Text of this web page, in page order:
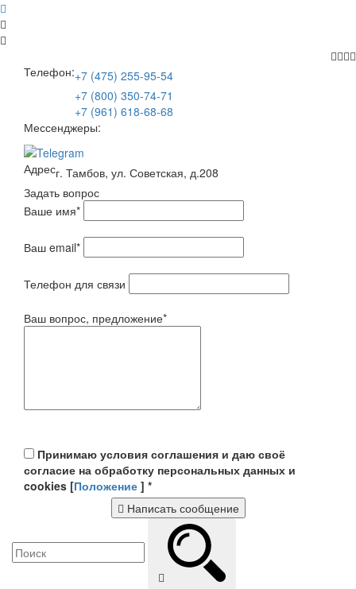
Телефон:+7 (475) 255-95-54
+7 (800) 350-74-71
+7 (961) 618-68-68
Мессенджеры:
Адресг. Тамбов, ул. Советская, д.208
Задать вопрос
Ваше имя*
Ваш email*
Телефон для связи
Ваш вопрос, предложение*
Принимаю условия соглашения и даю своё
согласие на обработку персональных данных и
cookies [Положение ] *
Написать сообщение